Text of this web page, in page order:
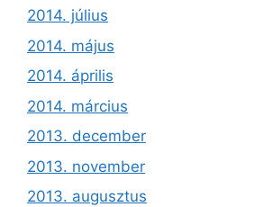
2014. július
2014. május
2014. április
2014. március
2013. december
2013. november
2013. augusztus